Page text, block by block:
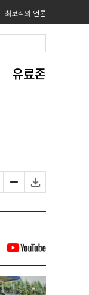
최보식의 언론
유료존